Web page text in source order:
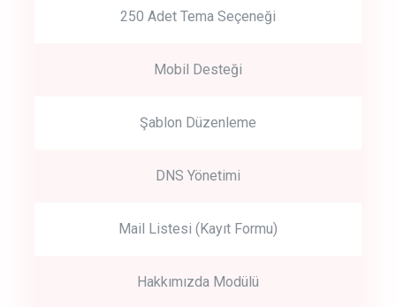
250 Adet Tema Seçeneği
Mobil Desteği
Şablon Düzenleme
DNS Yönetimi
Mail Listesi (Kayıt Formu)
Hakkımızda Modülü